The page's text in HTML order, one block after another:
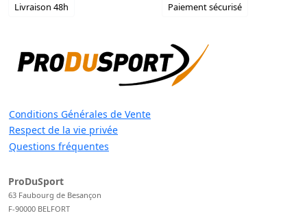
Livraison 48h Paiement sécurisé
Conditions Générales de Vente
Respect de la vie privée
Questions fréquentes
ProDuSport
63 Faubourg de Besançon
F-90000 BELFORT